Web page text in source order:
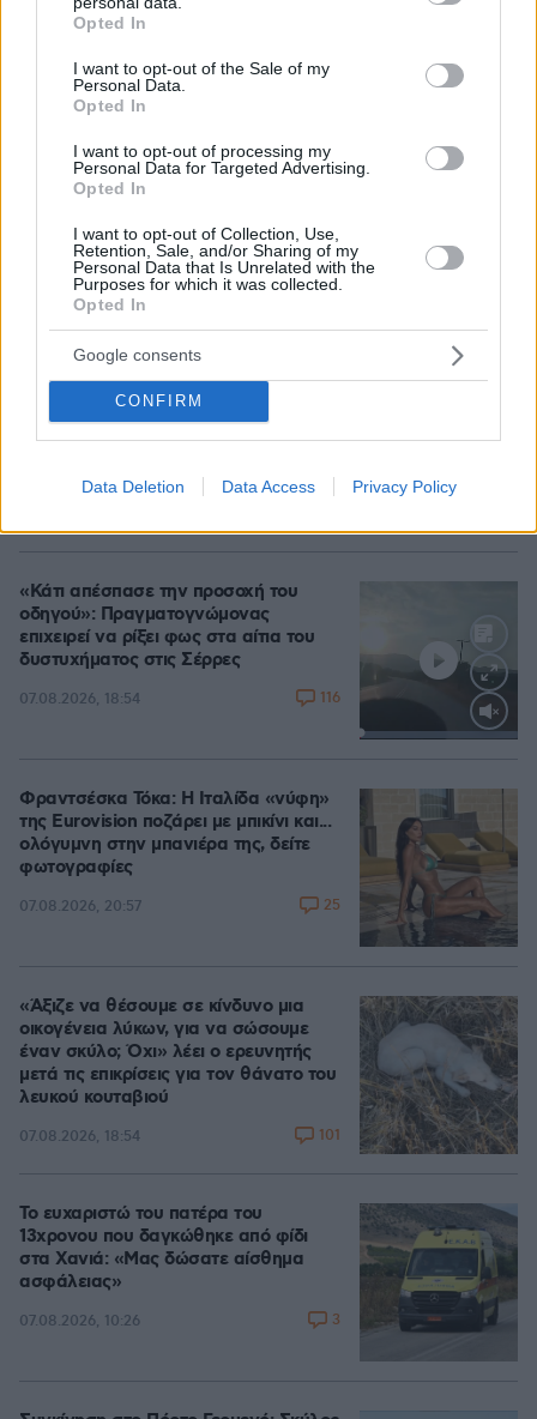
grant or deny consent to Google and its third-party tags to
use your data for below specified purposes in below Google
consent section.
Opted In
I want to opt-out of the Sale of my
Personal Data.
Opted In
I want to opt-out of processing my
Personal Data for Targeted Advertising.
Opted In
I want to opt-out of Collection, Use,
Retention, Sale, and/or Sharing of my
Personal Data that Is Unrelated with the
Purposes for which it was collected.
Opted In
Google consents
CONFIRM
Data Deletion Data Access Privacy Policy
Είδος υπό εξαφάνιση οι υπερπολύτεκνοι στην
Ελλάδα που γερνάει: Τα... δύο ταψιά μεσημεριανό,
τα επιδόματα, η καθημερινότητά τους
07.08.2026, 15:59
Νέες καταγγελίες στην Ελπίδα για τη
Δημοκρατία: Γρατσία, Γαλανός,
Καρυστιανού και αυλικοί το
Loaded:
«Κάτι απέσπασε την προσοχή του
οδηγού»: Πραγματογνώμονας
επιχειρεί να ρίξει φως στα αίτια του
δυστυχήματος στις Σέρρες
07.08.2026, 18:54 116
Φραντσέσκα Τόκα: Η Ιταλίδα «νύφη»
της Eurovision ποζάρει με μπικίνι και...
ολόγυμνη στην μπανιέρα της, δείτε
φωτογραφίες
07.08.2026, 20:57 25
«Άξιζε να θέσουμε σε κίνδυνο μια
οικογένεια λύκων, για να σώσουμε
έναν σκύλο; Όχι» λέει ο ερευνητής
μετά τις επικρίσεις για τον θάνατο του
λευκού κουταβιού
07.08.2026, 18:54 101
Το ευχαριστώ του πατέρα του
13χρονου που δαγκώθηκε από φίδι
στα Χανιά: «Μας δώσατε αίσθημα
ασφάλειας»
07.08.2026, 10:26 3